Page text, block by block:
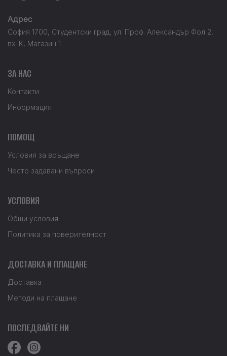
Адрес
София 1700, Студентски град, ул. Проф. Александър Фол 2,
вх. К, Магазин 1
ЗА НАС
Контакти
Информация
ПОМОЩ
Условия за връщане
Често задавани въпроси
УСЛОВИЯ
Общи условия
Политика за поверителност
ДОСТАВКА И ПЛАЩАНЕ
Доставка
Методи на плащане
ПОСЛЕДВАЙТЕ НИ